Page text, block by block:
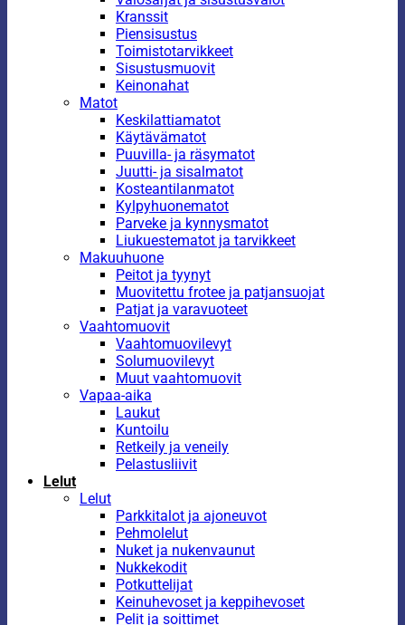
Kranssit
Piensisustus
Toimistotarvikkeet
Sisustusmuovit
Keinonahat
Matot
Keskilattiamatot
Käytävämatot
Puuvilla- ja räsymatot
Juutti- ja sisalmatot
Kosteantilanmatot
Kylpyhuonematot
Parveke ja kynnysmatot
Liukuestematot ja tarvikkeet
Makuuhuone
Peitot ja tyynyt
Muovitettu frotee ja patjansuojat
Patjat ja varavuoteet
Vaahtomuovit
Vaahtomuovilevyt
Solumuovilevyt
Muut vaahtomuovit
Vapaa-aika
Laukut
Kuntoilu
Retkeily ja veneily
Pelastusliivit
Lelut
Lelut
Parkkitalot ja ajoneuvot
Pehmolelut
Nuket ja nukenvaunut
Nukkekodit
Potkuttelijat
Keinuhevoset ja keppihevoset
Pelit ja soittimet